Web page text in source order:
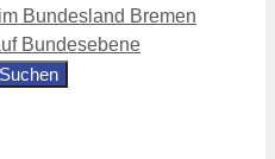
Bundesland Bremen
Bundesebene